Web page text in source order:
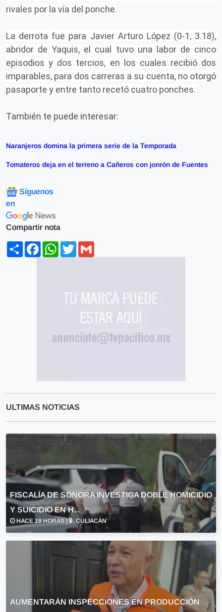
rivales por la vía del ponche.
La derrota fue para Javier Arturo López (0-1, 3.18),
abridor de Yaquis, el cual tuvo una labor de cinco
episodios y dos tercios, en los cuales recibió dos
imparables, para dos carreras a su cuenta, no otorgó
pasaporte y entre tanto recetó cuatro ponches.
También te puede interesar:
Naranjeros domina la primera serie de la Temporada
Tomateros deja en el terreno a Cañeros con jonrón de Fuentes
Síguenos
en
Compartir nota
ShareFacebookWhatsApp
Twitter
ULTIMAS NOTICIAS
FISCALÍA DE SONORA INVESTIGA DOBLE HOMICIDIO
Y SUICIDIO EN H...
HACE 19 HORAS | CULIACÁN
AUMENTARÁN INSPECCIONES EN PRODUCCIÓN